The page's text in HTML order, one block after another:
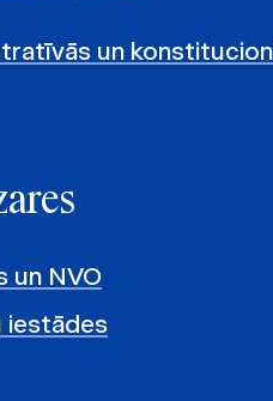
un
un NVO
iestādes